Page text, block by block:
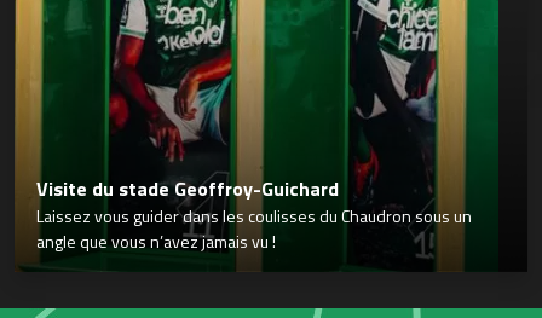
Visite du stade Geoffroy-Guichard
Laissez vous guider dans les coulisses du Chaudron sous un
angle que vous n’avez jamais vu !